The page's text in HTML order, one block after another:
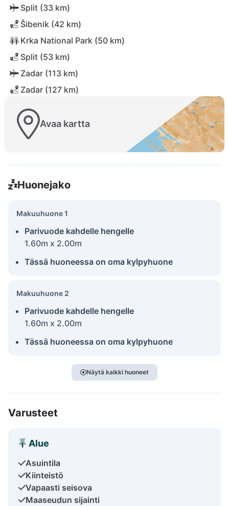
Split (33 km)
Šibenik (42 km)
Krka National Park (50 km)
Split (53 km)
Zadar (113 km)
Zadar (127 km)
Avaa kartta
Huonejako
Makuuhuone 1
Parivuode kahdelle hengelle
1.60m x 2.00m
Tässä huoneessa on oma kylpyhuone
Makuuhuone 2
Parivuode kahdelle hengelle
1.60m x 2.00m
Tässä huoneessa on oma kylpyhuone
Näytä kaikki huoneet
Varusteet
Alue
Asuintila
Kiinteistö
Vapaasti seisova
Maaseudun sijainti